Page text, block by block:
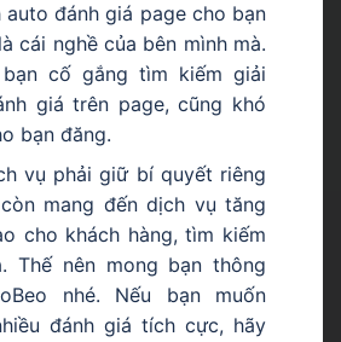
auto đánh giá page cho bạn
cái nghề của bên mình mà.
cố gắng tìm kiếm giải
giá trên page, cũng khó
bạn đăng.
vụ phải giữ bí quyết riêng
mang đến dịch vụ tăng
cho khách hàng, tìm kiếm
Thế nên mong bạn thông
nhé. Nếu bạn muốn
đánh giá tích cực, hãy